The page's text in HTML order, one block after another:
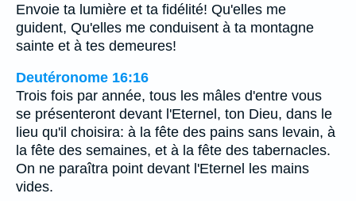
Envoie ta lumière et ta fidélité! Qu'elles me
guident, Qu'elles me conduisent à ta montagne
sainte et à tes demeures!
Deutéronome 16:16
Trois fois par année, tous les mâles d'entre vous
se présenteront devant l'Eternel, ton Dieu, dans le
lieu qu'il choisira: à la fête des pains sans levain, à
la fête des semaines, et à la fête des tabernacles.
On ne paraîtra point devant l'Eternel les mains
vides.